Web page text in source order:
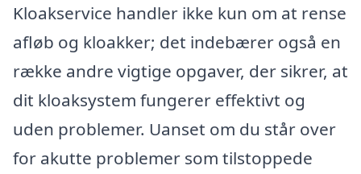
Kloakservice handler ikke kun om at rense
afløb og kloakker; det indebærer også en
række andre vigtige opgaver, der sikrer, at
dit kloaksystem fungerer effektivt og
uden problemer. Uanset om du står over
for akutte problemer som tilstoppede